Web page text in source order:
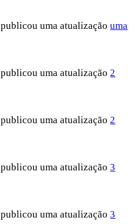
publicou uma atualizaçãouma
publicou uma atualização2
publicou uma atualização2
publicou uma atualização3
publicou uma atualização3